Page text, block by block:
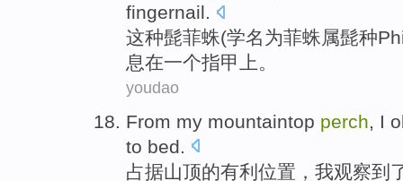
fingernail.
这种髭菲蛛(学名为菲蛛属髭种
息在一个指甲上。
youdao
From my mountaintop perch I
to bed
占据山顶的有利位置， 我观察到